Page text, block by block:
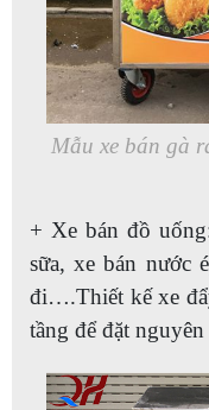
Mẫu xe bán gà
+ Xe bán đồ
sữa, xe bán nước
đi….Thiết kế xe
tầng để đặt